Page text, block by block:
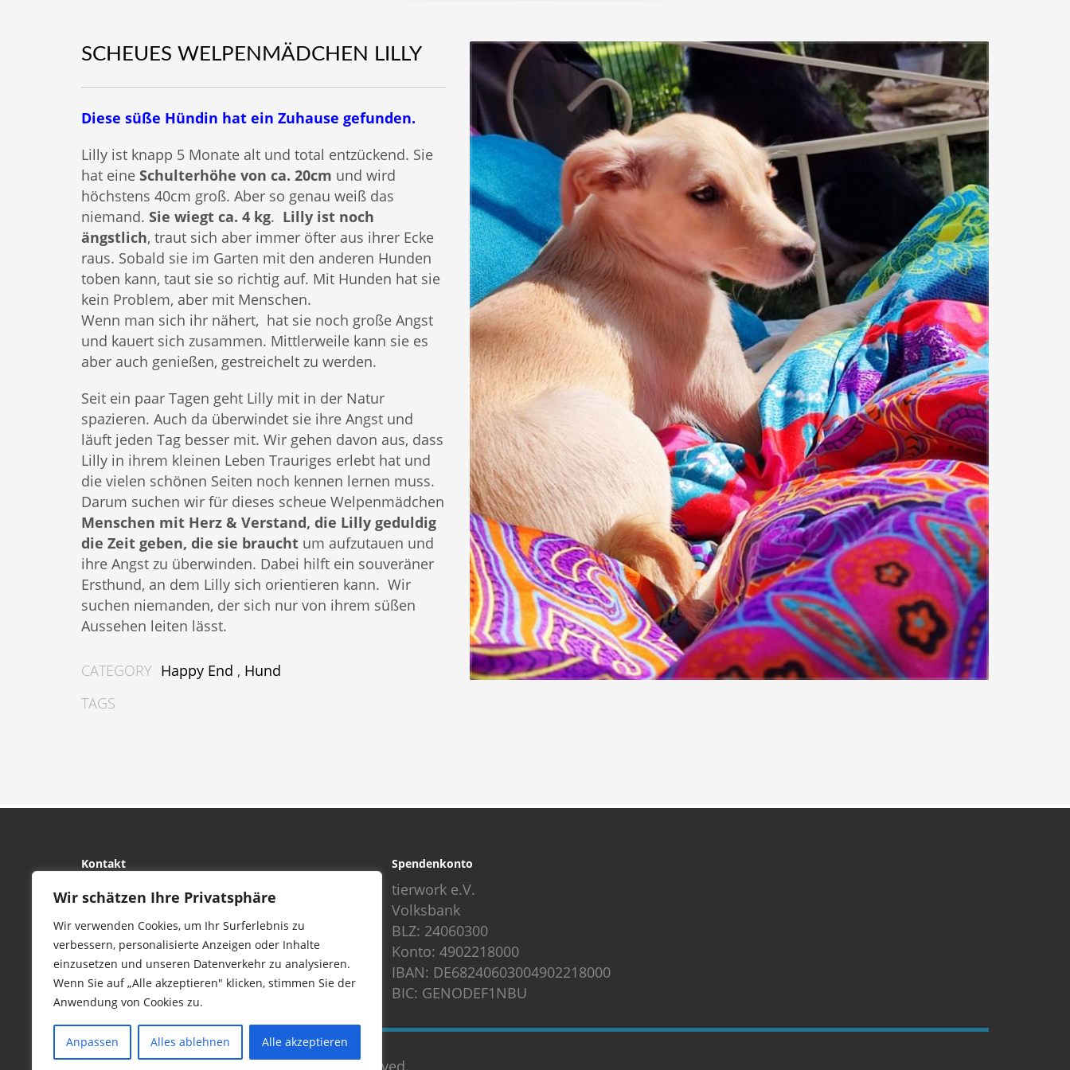
Wir schätzen Ihre Privatsphäre
Wir verwenden Cookies, um Ihr Surferlebnis zu
verbessern, personalisierte Anzeigen oder Inhalte
einzusetzen und unseren Datenverkehr zu analysieren.
Wenn Sie auf „Alle akzeptieren" klicken, stimmen Sie der
Anwendung von Cookies zu.
Anpassen Alles ablehnen Alle akzeptieren
SCHEUES WELPENMÄDCHEN LILLY
Diese süße Hündin hat ein Zuhause gefunden.
Lilly ist knapp 5 Monate alt und total entzückend. Sie
hat eine Schulterhöhe von ca. 20cm und wird
höchstens 40cm groß. Aber so genau weiß das
niemand. Sie wiegt ca. 4 kg. Lilly ist noch
ängstlich, traut sich aber immer öfter aus ihrer Ecke
raus. Sobald sie im Garten mit den anderen Hunden
toben kann, taut sie so richtig auf. Mit Hunden hat sie
kein Problem, aber mit Menschen.
Wenn man sich ihr nähert, hat sie noch große Angst
und kauert sich zusammen. Mittlerweile kann sie es
aber auch genießen, gestreichelt zu werden.
Seit ein paar Tagen geht Lilly mit in der Natur
spazieren. Auch da überwindet sie ihre Angst und
läuft jeden Tag besser mit. Wir gehen davon aus, dass
Lilly in ihrem kleinen Leben Trauriges erlebt hat und
die vielen schönen Seiten noch kennen lernen muss.
Darum suchen wir für dieses scheue Welpenmädchen
Menschen mit Herz & Verstand, die Lilly geduldig
die Zeit geben, die sie braucht um aufzutauen und
ihre Angst zu überwinden. Dabei hilft ein souveräner
Ersthund, an dem Lilly sich orientieren kann. Wir
suchen niemanden, der sich nur von ihrem süßen
Aussehen leiten lässt.
CATEGORY Happy End , Hund
TAGS
Kontakt
tierwork e.V.
Im alten Dorf 4
Tel 0172-4437307
service@tierwork.de
Spendenkonto
tierwork e.V.
Volksbank
BLZ: 24060300
Konto: 4902218000
IBAN: DE68240603004902218000
BIC: GENODEF1NBU
© 2016 Copyright by tierwork. All rights reserved.